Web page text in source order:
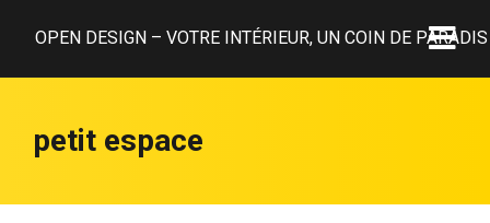
OPEN DESIGN – VOTRE INTÉRIEUR, UN COIN DE
petit espace